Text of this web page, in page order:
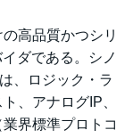
高品質かつシリ
ダである。シノ
、ロジック・ラ
、アナログIP、
界標準プロトコ